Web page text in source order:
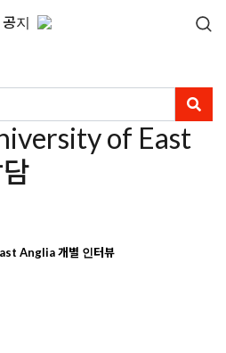
공지
of East
Anglia개별 인터뷰